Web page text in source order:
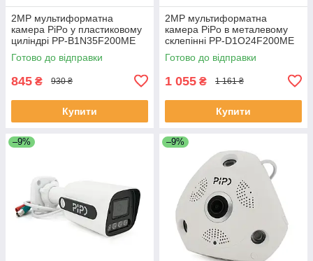
2MP мультиформатна
камера PiPo у пластиковому
циліндрі PP-B1N35F200ME
2,8 (мм) ЕКОБОКС
Готово до відправки
845 ₴ 930 ₴
Купити
2MP мультиформатна
камера PiPo в металевому
склепінні PP-D1O24F200ME
2,8 (мм) ЕКОБОКС
Готово до відправки
1 055 ₴ 1 161 ₴
Купити
–9% –9%